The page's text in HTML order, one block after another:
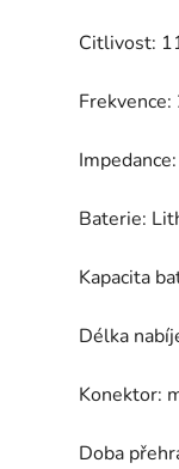
Citlivost:
Baterie:
Délka
Konektor:
Doba